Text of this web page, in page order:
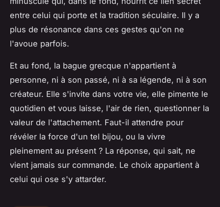
entre celui qui porte et la tradition séculaire. Il y a
plus de résonance dans ces gestes qu'on ne
l'avoue parfois.
Et au fond, la bague grecque n'appartient à
personne, ni à son passé, ni à sa légende, ni à son
créateur. Elle s'invite dans votre vie, elle pimente le
quotidien et vous laisse, l'air de rien, questionner la
valeur de l'attachement. Faut-il attendre pour
révéler la force d'un tel bijou, ou la vivre
pleinement au présent ? La réponse, qui sait, ne
vient jamais sur commande. Le choix appartient à
celui qui ose s'y attarder.